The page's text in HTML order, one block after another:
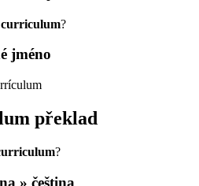
curriculum?
jméno
překlad
?
» čeština